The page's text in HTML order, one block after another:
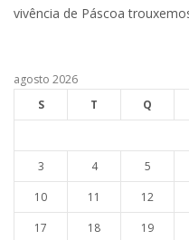
vivência de Páscoa
agosto 2026
S
T Q
3
4 5
10
11 12
17
18 19